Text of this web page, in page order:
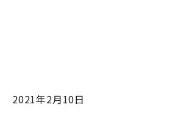
2021年2月10日